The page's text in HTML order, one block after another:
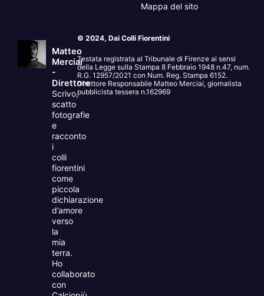
Mappa del sito
Matteo
Merciai
-
Direttore
Scrivo,
scatto
fotografie
e
racconto
i
colli
fiorentini
come
piccola
dichiarazione
d’amore
verso
la
mia
terra.
Ho
collaborato
con
© 2024, Dai Colli Fiorentini
Testata registrata al Tribunale di Firenze ai sensi
della Legge sulla Stampa 8 Febbraio 1948 n.47, num.
R.G. 12957/2021 con Num. Reg. Stampa 6152.
Direttore Responsabile Matteo Merciai, giornalista
pubblicista tessera n.162969